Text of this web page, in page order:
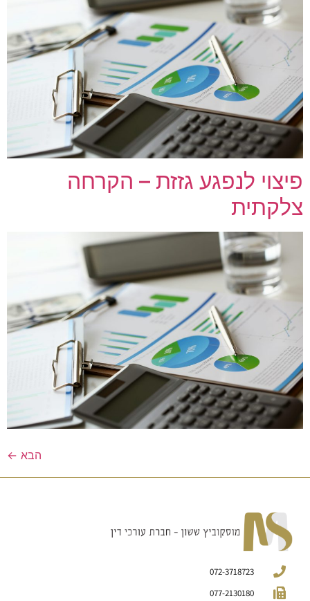
פיצוי לנפגע גזזת – הקרחה
צלקתית
הבא ←
072-3718723
077-2130180